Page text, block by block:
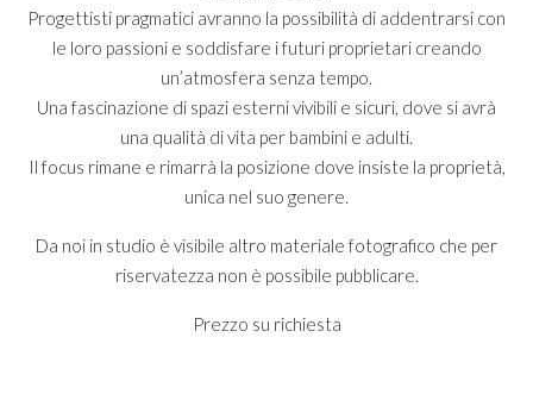
Progettisti pragmatici avranno la possibilità di addentrarsi con
le loro passioni e soddisfare i futuri proprietari creando
un’atmosfera senza tempo.
Una fascinazione di spazi esterni vivibili e sicuri, dove si avrà
una qualità di vita per bambini e adulti.
Il focus rimane e rimarrà la posizione dove insiste la proprietà,
unica nel suo genere.
Da noi in studio è visibile altro materiale fotografico che per
riservatezza non è possibile pubblicare.
Prezzo su richiesta